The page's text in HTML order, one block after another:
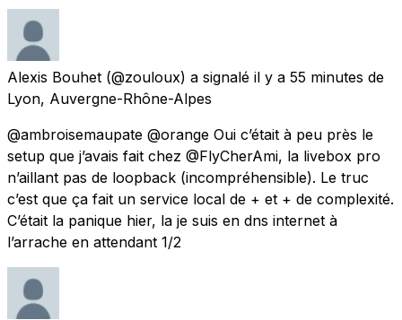
Alexis Bouhet (@zouloux) a signalé il y a 55 minutes de
Lyon, Auvergne-Rhône-Alpes
@ambroisemaupate @orange Oui c’était à peu près le
setup que j’avais fait chez @FlyCherAmi, la livebox pro
n’aillant pas de loopback (incompréhensible). Le truc
c’est que ça fait un service local de + et + de complexité.
C’était la panique hier, la je suis en dns internet à
l’arrache en attendant 1/2